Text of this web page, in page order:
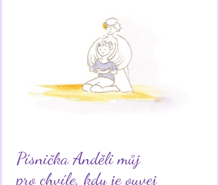
Písnička Anděli můj
pro chvíle, kdy je ouvej